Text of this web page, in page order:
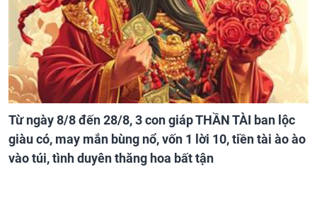
Từ ngày 8/8 đến 28/8, 3 con giáp THẦN TÀI ban lộc
giàu có, may mắn bùng nổ, vốn 1 lời 10, tiền tài ào ào
vào túi, tình duyên thăng hoa bất tận